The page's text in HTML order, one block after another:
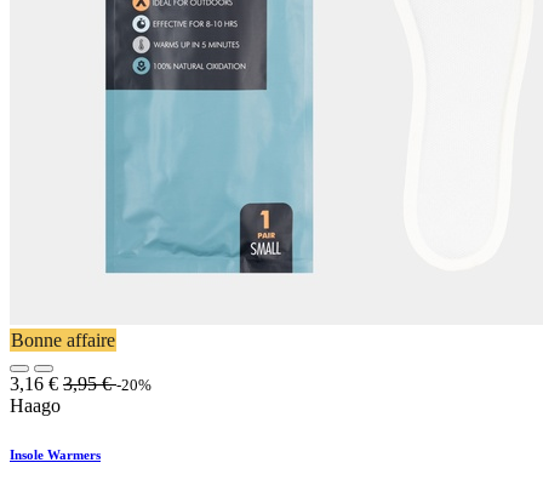
Bonne affaire
3,16 € 3,95€ -20%
Haago
Insole Warmers